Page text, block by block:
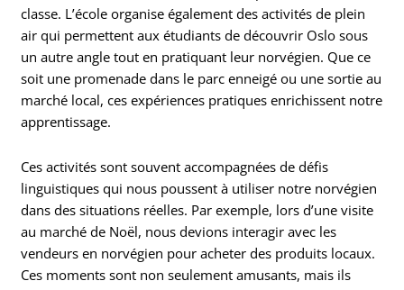
classe. L’école organise également des activités de plein
air qui permettent aux étudiants de découvrir Oslo sous
un autre angle tout en pratiquant leur norvégien. Que ce
soit une promenade dans le parc enneigé ou une sortie au
marché local, ces expériences pratiques enrichissent notre
apprentissage.
Ces activités sont souvent accompagnées de défis
linguistiques qui nous poussent à utiliser notre norvégien
dans des situations réelles. Par exemple, lors d’une visite
au marché de Noël, nous devions interagir avec les
vendeurs en norvégien pour acheter des produits locaux.
Ces moments sont non seulement amusants, mais ils